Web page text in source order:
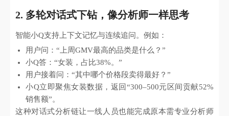
2. 多轮对话式下钻，像分析师一样思考
智能小Q支持上下文记忆与连续追问。例如：
用户问：“上周GMV最高的品类是什么？”
小Q答：“女装，占比38%。”
用户接着问：“其中哪个价格段卖得最好？”
小Q立即聚焦女装数据，返回“300–500元区间贡献52%
销售额”。
这种对话式分析链让一线人员也能完成原本需专业分析师